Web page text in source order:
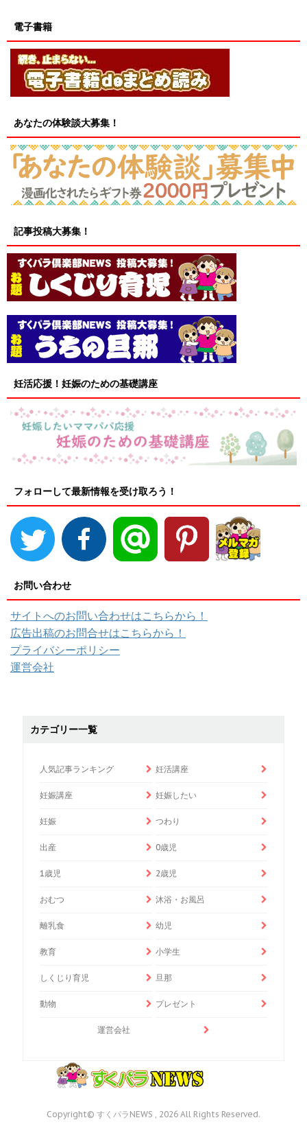
電子書籍
あなたの体験談大募集！
記事投稿大募集！
妊活応援！妊娠のための基礎講座
フォローして最新情報を受け取ろう！
お問い合わせ
サイトへのお問い合わせはこちらから！
広告出稿のお問合せはこちらから！
プライバシーポリシー
運営会社
カテゴリー一覧
人気記事ランキング 妊活講座
妊娠講座 妊娠したい
妊娠 つわり
出産 0歳児
1歳児 2歳児
おむつ 沐浴・お風呂
離乳食 幼児
教育 小学生
しくじり育児 旦那
動物 プレゼント
運営会社
Copyright© すくパラNEWS , 2026 All Rights Reserved.